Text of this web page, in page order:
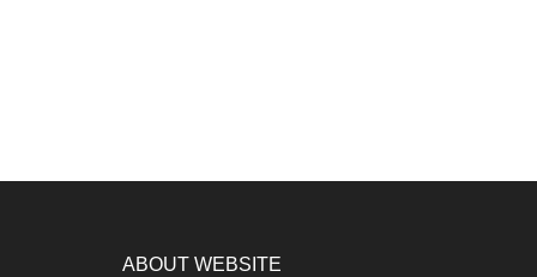
ABOUT WEBSITE